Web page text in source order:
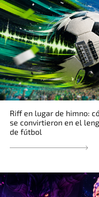
Riff en lugar de himno:
se convirtieron en el
de fútbol